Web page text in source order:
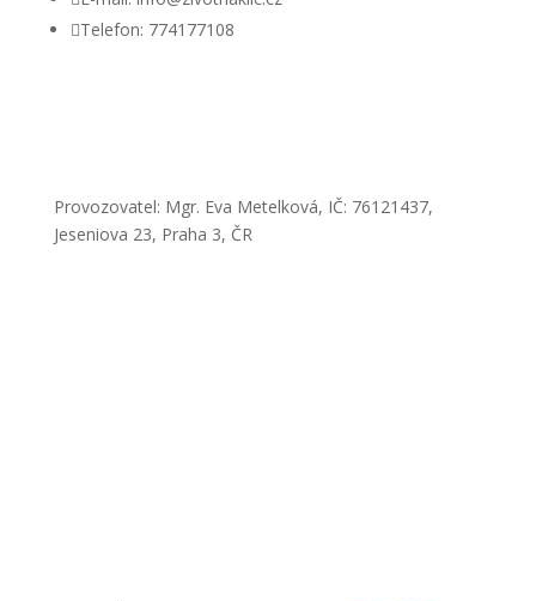
Telefon: 774177108
Provozovatel: Mgr. Eva Metelková, IČ: 76121437,
Jeseniova 23, Praha 3, ČR